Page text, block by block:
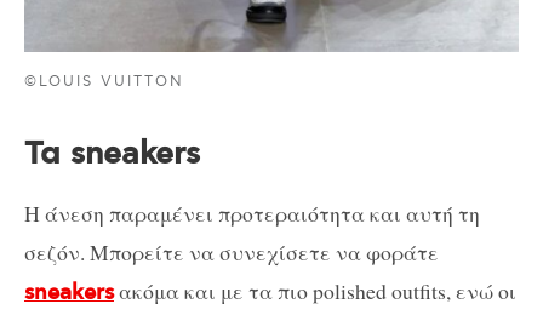
©LOUIS VUITTON
Τα sneakers
Η άνεση παραμένει προτεραιότητα και αυτή τη
σεζόν. Μπορείτε να συνεχίσετε να φοράτε
sneakersακόμα και με τα πιο polished outfits, ενώ οι